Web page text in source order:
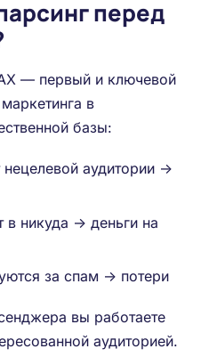
перед
— первый и ключевой
в
базы:
нецелевой аудитории →
в никуда → деньги на
за спам → потери
вы работаете
аудиторией.